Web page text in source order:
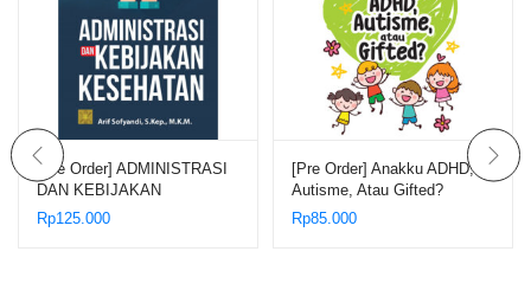
[Pre Order] ADMINISTRASI
DAN KEBIJAKAN
KESEHATAN
Rp125.000
[Pre Order] Anakku ADHD,
Autisme, Atau Gifted?
Rp85.000